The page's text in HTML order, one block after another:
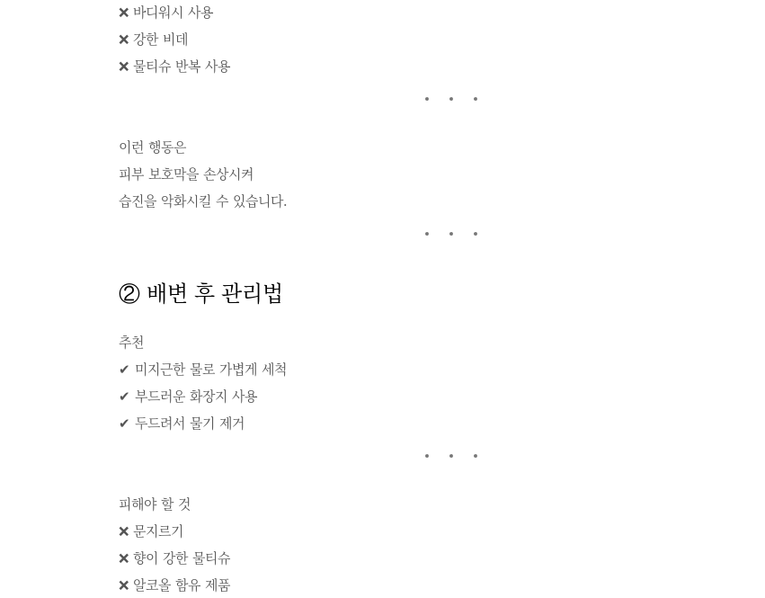
❌ 바디워시 사용
❌ 강한 비데
❌ 물티슈 반복 사용
이런 행동은
피부 보호막을 손상시켜
습진을 악화시킬 수 있습니다.
② 배변 후 관리법
추천
✔ 미지근한 물로 가볍게 세척
✔ 부드러운 화장지 사용
✔ 두드려서 물기 제거
피해야 할 것
❌ 문지르기
❌ 향이 강한 물티슈
❌ 알코올 함유 제품